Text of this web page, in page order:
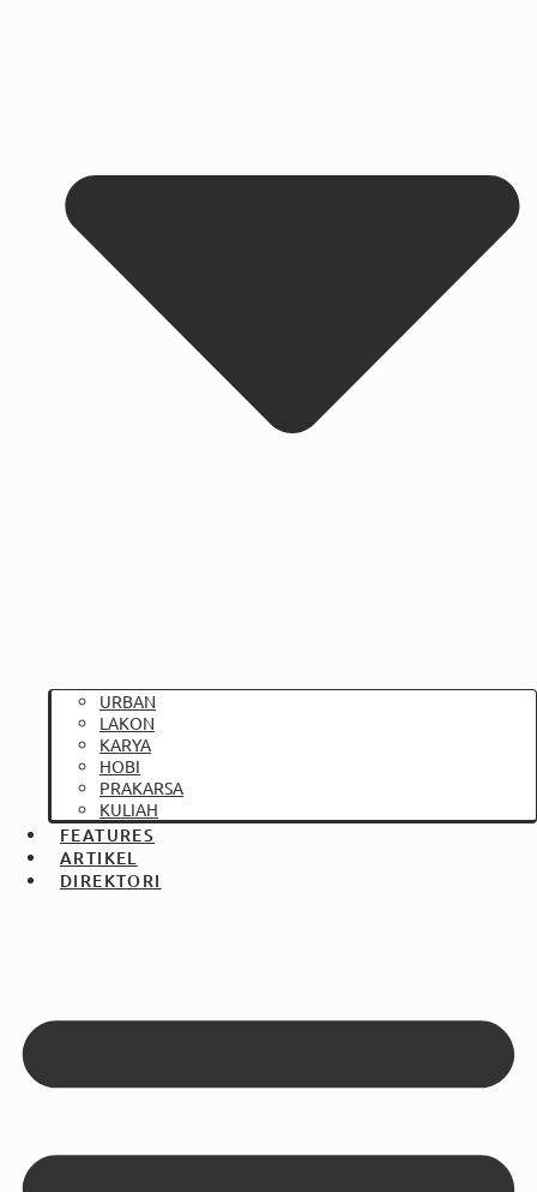
URBAN
LAKON
KARYA
HOBI
PRAKARSA
KULIAH
FEATURES
ARTIKEL
DIREKTORI